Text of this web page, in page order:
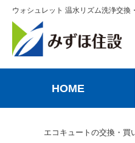
ウォシュレット 温水リズム洗浄交換
HOME
エコキュートの交換・買